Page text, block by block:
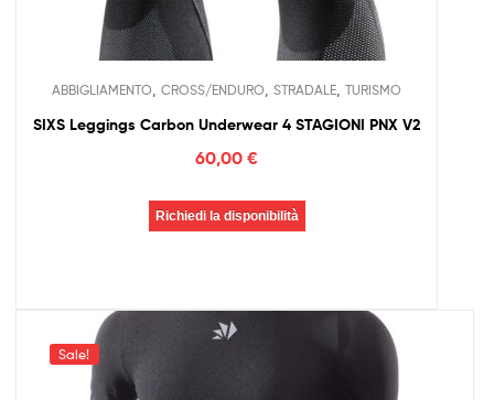
ABBIGLIAMENTO CROSS/ENDURO STRADALE TURISMO
SIXS Leggings Carbon Underwear 4 STAGIONI PNX V2
60,00 €
Richiedi la disponibilità
Sale!